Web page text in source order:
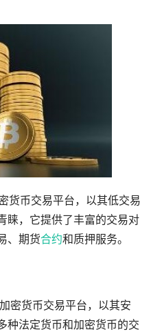
货币交易平台，以其低交易
睐，它提供了丰富的交易对
、期货合约和质押服务。
密货币交易平台，以其安
种法定货币和加密货币的交